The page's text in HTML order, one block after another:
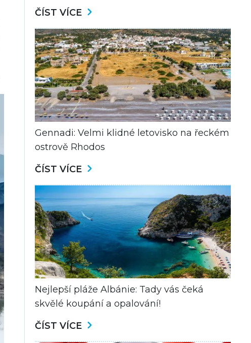
ČÍST VÍCE
Gennadi: Velmi klidné letovisko na řeckém
ostrově Rhodos
ČÍST VÍCE
Nejlepší pláže Albánie: Tady vás čeká
skvělé koupání a opalování!
ČÍST VÍCE